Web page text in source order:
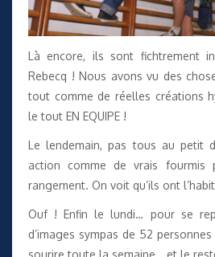
Là encore, ils sont fichtrement
Rebecq ! Nous avons vu des
tout comme de réelles créations
le tout EN EQUIPE !
Le lendemain, pas tous au petit
action comme de vrais
rangement. On voit qu’ils ont
Ouf ! Enfin le lundi… pour se
d’images sympas de 52